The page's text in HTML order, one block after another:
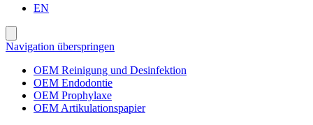
EN
Navigation überspringen
OEM Reinigung und Desinfektion
OEM Endodontie
OEM Prophylaxe
OEM Artikulationspapier